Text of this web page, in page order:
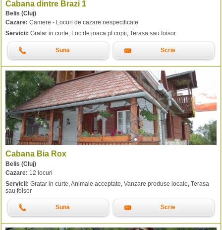
Cabana dintre Brazi 1
Belis (Cluj)
Cazare: Camere - Locuri de cazare nespecificate
Servicii: Gratar in curte, Loc de joaca pt copii, Terasa sau foisor
Suna Scrie
Cabana Bia Rox
Belis (Cluj)
Cazare: 12 locuri
Servicii: Gratar in curte, Animale acceptate, Vanzare produse locale, Terasa
sau foisor
Suna Scrie